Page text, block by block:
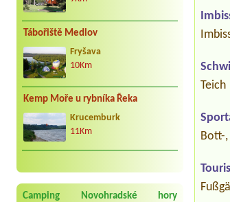
Tábořiště Medlov
Fryšava
10Km
Kemp Moře u rybníka Řeka
Krucemburk
11Km
Camping Novohradské hory
Teich
Bott-